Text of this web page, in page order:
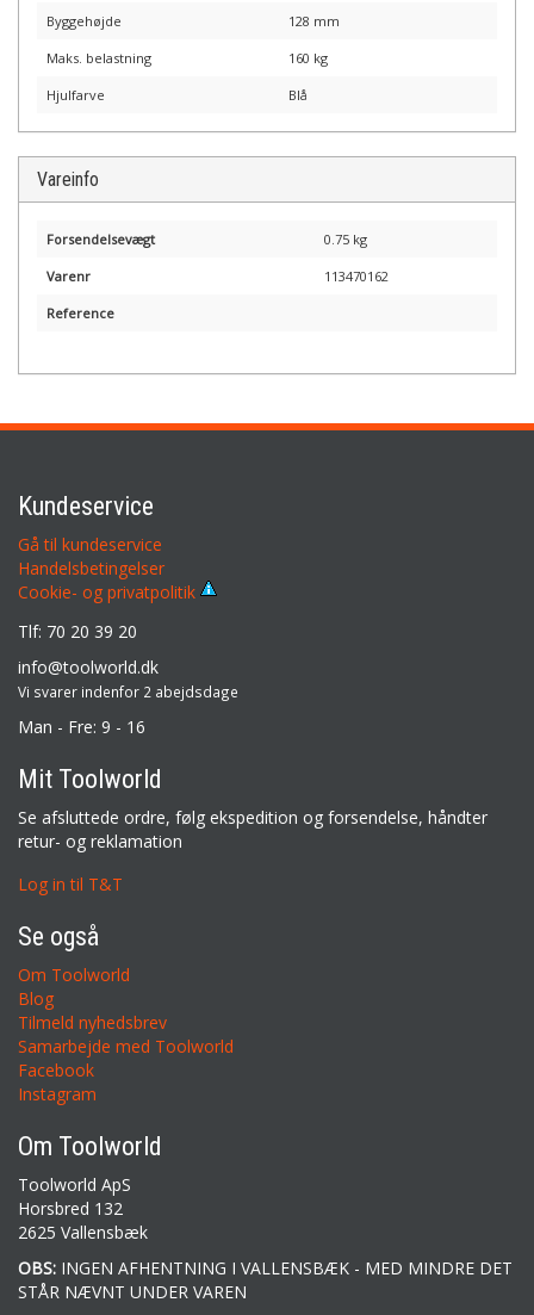
Byggehøjde 128 mm
Maks. belastning 160 kg
Hjulfarve Blå
Vareinfo
Forsendelsevægt 0.75 kg
Varenr 113470162
Reference
Kundeservice
Gå til kundeservice
Handelsbetingelser
Cookie- og privatpolitik
Tlf: 70 20 39 20
info@toolworld.dk
Vi svarer indenfor 2 abejdsdage
Man - Fre: 9 - 16
Mit Toolworld
Se afsluttede ordre, følg ekspedition og forsendelse, håndter
retur- og reklamation
Log in til T&T
Se også
Om Toolworld
Blog
Tilmeld nyhedsbrev
Samarbejde med Toolworld
Facebook
Instagram
Om Toolworld
Toolworld ApS
Horsbred 132
2625 Vallensbæk
OBS: INGEN AFHENTNING I VALLENSBÆK - MED MINDRE DET
STÅR NÆVNT UNDER VAREN